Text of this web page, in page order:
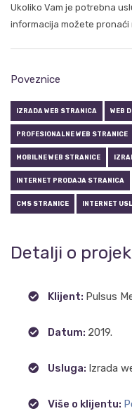
Ukoliko Vam je potrebna
informacija možete pronaći
Poveznice
IZRADA WEB STRANICA WEB
PROFESIONALNE WEB STRANICE
MOBILNE WEB STRANICE
INTERNET PRODAJA STRANICA
CMS STRANICE INTERNET
Detalji o
Klijent: Pulsus
Datum: 2019.
Usluga: Izrada
Više o klijentu: